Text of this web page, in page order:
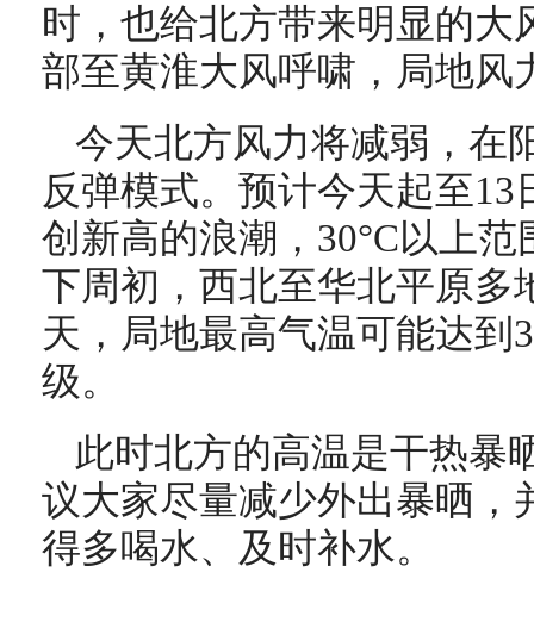
时，也给北方带来明显的大
部至黄淮大风呼啸，局地风
今天北方风力将减弱， 在
反弹模式。预计今天起至
创新高的浪潮，30°C以上
下周初，西北至华北平原多
天，局地最高气温可能达
级。
此时北方的高温是干热暴
议大家尽量减少外出暴晒，
得多喝水、及时补水。